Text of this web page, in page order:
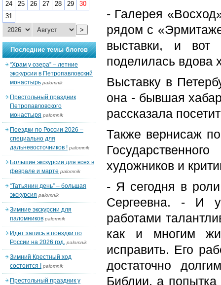
- Галерея
рядом с
выставки, и вот
поделилась вдова
Выставку в
она - бывшая
рассказала
Также вернисаж
художников и
- Я сегодня в
Сергеевна. - И у
работами
как и многим
исправить. Его
достаточно
Библии, а
24
25 26 27 28 29
30
31
>
Последние темы блогов
“Храм у озера” – летние
экскурсии в Петропавловский
монастырь palomnik
Престольный праздник
Петропавловского
монастыря palomnik
Поездки по России 2026 –
специально для
дальневосточников ! palomnik
Большие экскурсии для всех в
феврале и марте palomnik
“Татьянин день” – большая
экскурсия palomnik
Зимние экскурсии для
паломников palomnik
Идет запись в поездки по
России на 2026 год. palomnik
Зимний Крестный ход
состоится ! palomnik
Престольный праздник у